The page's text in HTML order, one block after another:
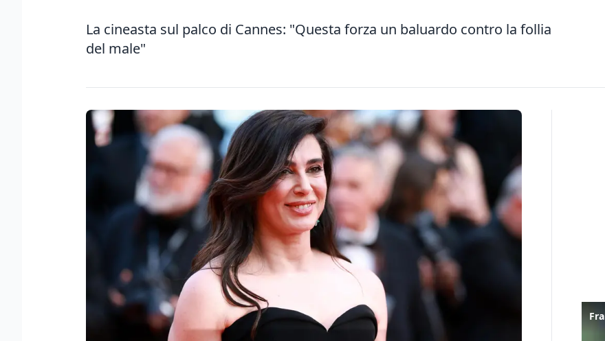
La cineasta sul palco di Cannes: "Questa forza un baluardo contro la follia
del male"